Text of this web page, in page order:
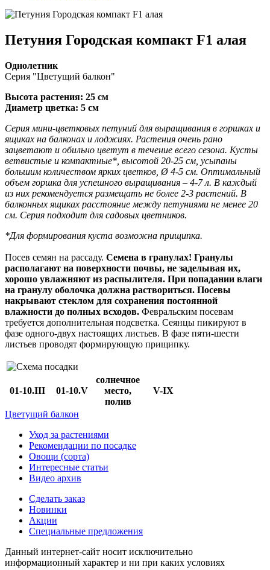
Петуния Городская компакт F1 алая
Однолетник
Серия "Цветущий балкон"
Высота растения: 25 см
Диаметр цветка: 5 см
Серия мини-цветковых петуний для выращивания в горшках и
ящиках на балконах и лоджиях. Растения очень рано
зацветают и обильно цветут в течение всего сезона. Кусты
ветвистые и компактные*, высотой 20-25 см, усыпаны
большим количеством ярких цветков, Ø 4-5 см. Оптимальный
объем горшка для успешного выращивания – 4-7 л. В каждый
из них рекомендуется размещать не более 2-3 растений. В
балконных ящиках расстояние между петуниями не менее 20
см. Серия подходит для садовых цветников.
*Для формирования куста возможна прищипка.
Посев семян на рассаду. Семена в гранулах! Гранулы
располагают на поверхности почвы, не заделывая их,
хорошо увлажняют из распылителя. При попадании влаги
на гранулу оболочка должна раствориться. Посевы
накрывают стеклом для сохранения постоянной
влажности до полных всходов. Февральским посевам
требуется дополнительная подсветка. Сеянцы пикируют в
фазе одного-двух настоящих листьев. В фазе пяти-шести
листьев проводят формирующую прищипку.
01-10.III 01-10.V
солнечное
место,
полив
V-IХ
Цветущий балкон
Уход за растениями
Рекомендации по посадке
Овощи (сорта)
Интересные статьи
Видео архив
Сделать заказ
Новинки
Акции
Специальные предложения
Данный интернет-сайт носит исключительно
информационный характер и ни при каких условиях